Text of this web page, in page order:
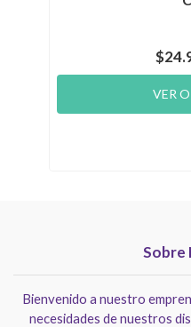
VER
Sobre
Bienvenido a nuestro
necesidades de nuestros